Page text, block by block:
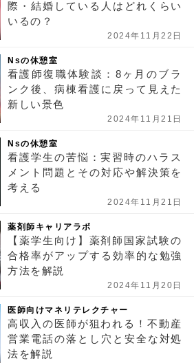
際・結婚している人はどれくらい
いるの？
2024年11月22日
Nsの休憩室
看護師復職体験談：8ヶ月のブラ
ンク後、病棟看護に戻って見えた
新しい景色
2024年11月21日
Nsの休憩室
看護学生の苦悩：実習時のハラス
メント問題とその対応や解決策を
考える
2024年11月21日
薬剤師キャリアラボ
【薬学生向け】薬剤師国家試験の
合格率がアップする効率的な勉強
方法を解説
2024年11月20日
医師向けマネリテレクチャー
高収入の医師が狙われる！不動産
営業電話の落とし穴と安全な対処
法を解説